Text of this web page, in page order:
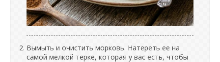
Вымыть и очистить морковь. Натереть ее на
самой мелкой терке, которая у вас есть, чтобы